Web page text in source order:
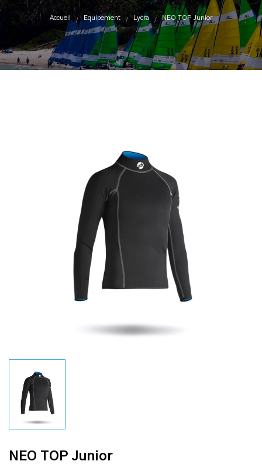
Accueil Equipement Lycra NEO TOP Junior
NEO TOP Junior